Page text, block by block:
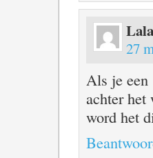
27
Als je een
achter het
word het